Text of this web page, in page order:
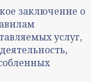
заключение о
услуг,